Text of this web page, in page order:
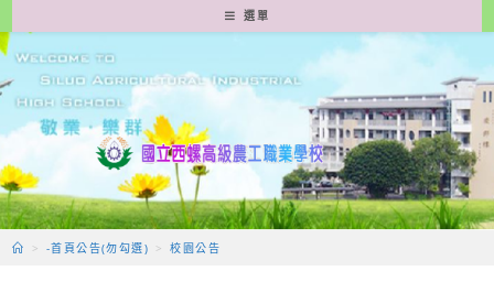
轉
至
要
容
選單
> -首頁公告(勿勾選) > 校園公告